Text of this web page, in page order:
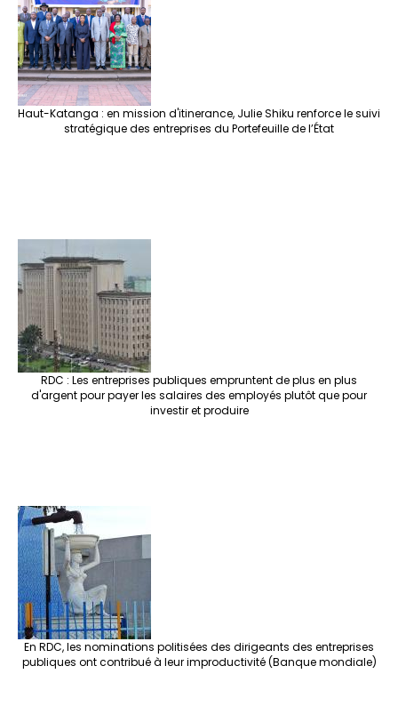
Haut-Katanga : en mission d'itinerance, Julie Shiku renforce le suivi
stratégique des entreprises du Portefeuille de l’État
RDC : Les entreprises publiques empruntent de plus en plus
d'argent pour payer les salaires des employés plutôt que pour
investir et produire
En RDC, les nominations politisées des dirigeants des entreprises
publiques ont contribué à leur improductivité (Banque mondiale)